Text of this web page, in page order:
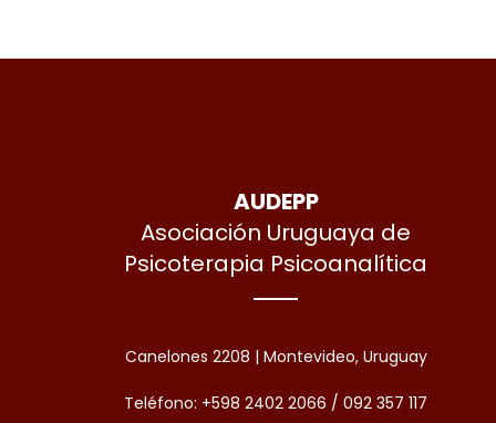
AUDEPP
Asociación Uruguaya de
Psicoterapia Psicoanalítica
Canelones 2208 | Montevideo, Uruguay
Teléfono: +598 2402 2066 / 092 357 117